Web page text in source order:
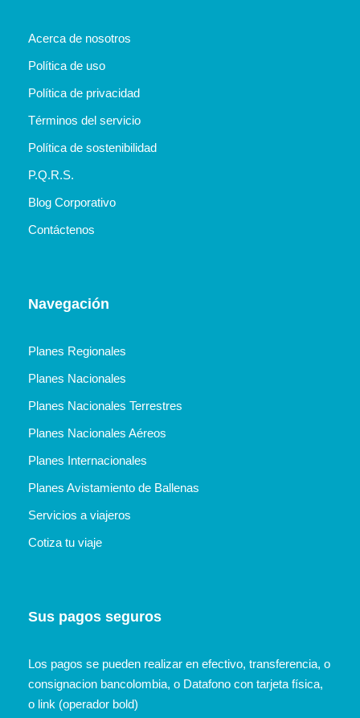
Acerca de nosotros
Política de uso
Política de privacidad
Términos del servicio
Política de sostenibilidad
P.Q.R.S.
Blog Corporativo
Contáctenos
Navegación
Planes Regionales
Planes Nacionales
Planes Nacionales Terrestres
Planes Nacionales Aéreos
Planes Internacionales
Planes Avistamiento de Ballenas
Servicios a viajeros
Cotiza tu viaje
Sus pagos seguros
Los pagos se pueden realizar en efectivo, transferencia, o
consignacion bancolombia, o Datafono con tarjeta física,
o link (operador bold)